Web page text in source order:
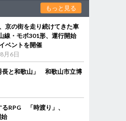
もっと見る
京の街を走り続けてきた車
・モボ301形、運行開始
ベントを開催
月6日
長と和歌山」 和歌山市立博
るRPG 「時渡り」、